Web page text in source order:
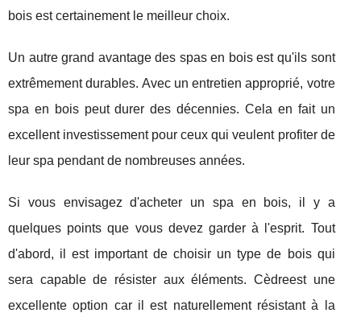
bois est certainement le meilleur choix.
Un autre grand avantage des spas en bois est qu'ils sont
extrêmement durables. Avec un entretien approprié, votre
spa en bois peut durer des décennies. Cela en fait un
excellent investissement pour ceux qui veulent profiter de
leur spa pendant de nombreuses années.
Si vous envisagez d'acheter un spa en bois, il y a
quelques points que vous devez garder à l'esprit. Tout
d'abord, il est important de choisir un type de bois qui
sera capable de résister aux éléments. Cèdreest une
excellente option car il est naturellement résistant à la